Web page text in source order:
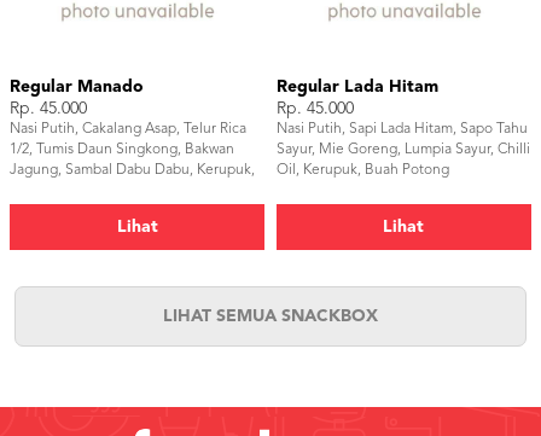
Regular Manado
Rp. 45.000
Nasi Putih, Cakalang Asap, Telur Rica
1/2, Tumis Daun Singkong, Bakwan
Jagung, Sambal Dabu Dabu, Kerupuk,
Lihat
Regular Lada Hitam
Rp. 45.000
Nasi Putih, Sapi Lada Hitam, Sapo Tahu
Sayur, Mie Goreng, Lumpia Sayur, Chilli
Oil, Kerupuk, Buah Potong
Lihat
LIHAT SEMUA SNACKBOX